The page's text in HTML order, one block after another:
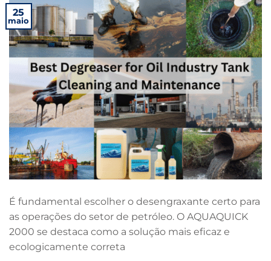
25
maio
É fundamental escolher o desengraxante certo para
as operações do setor de petróleo. O AQUAQUICK
2000 se destaca como a solução mais eficaz e
ecologicamente correta